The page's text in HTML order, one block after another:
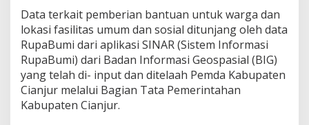
Data terkait pemberian bantuan untuk warga dan
lokasi fasilitas umum dan sosial ditunjang oleh data
RupaBumi dari aplikasi SINAR (Sistem Informasi
RupaBumi) dari Badan Informasi Geospasial (BIG)
yang telah di- input dan ditelaah Pemda Kabupaten
Cianjur melalui Bagian Tata Pemerintahan
Kabupaten Cianjur.